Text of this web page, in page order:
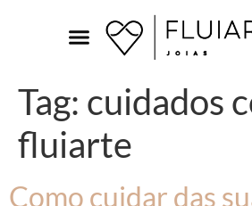
Tag: cuidados
fluiarte
Como cuidar das